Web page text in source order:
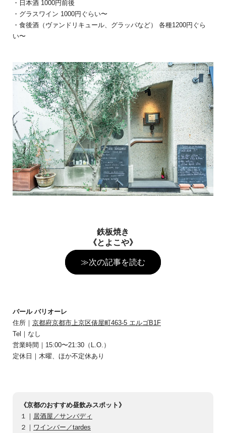
・日本酒 1000円前後
・グラスワイン 1000円ぐらい〜
・食後酒（ヴァンドリキュール、グラッパなど） 各種1200円ぐら
い〜
鉄板焼き
《とよこや》
≫次の記事を読む
バール バリオーレ
住所｜ 京都府京都市上京区俵屋町463-5 エルゴB1F
Tel｜なし
営業時間｜15:00〜21:30（L.O.）
定休日｜木曜、ほか不定休あり
《京都のおすすめ昼飲みスポット》
１｜ 居酒屋／サンバディ
２｜ ワインバー／tardes